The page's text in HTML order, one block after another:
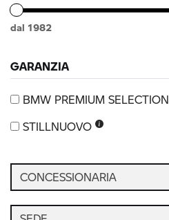
dal 1982
GARANZIA
BMW PREMIUM SELECTION
STILLNUOVO
CONCESSIONARIA